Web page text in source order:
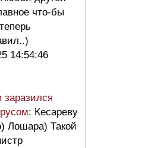
что-бы
14:54:46
заразился
: Кесареву
Лошара) Такой